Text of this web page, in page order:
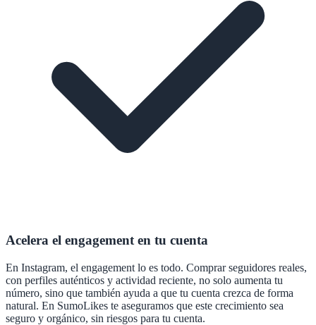
Acelera el engagement en tu cuenta
En Instagram, el engagement lo es todo. Comprar seguidores reales,
con perfiles auténticos y actividad reciente, no solo aumenta tu
número, sino que también ayuda a que tu cuenta crezca de forma
natural. En SumoLikes te aseguramos que este crecimiento sea
seguro y orgánico, sin riesgos para tu cuenta.